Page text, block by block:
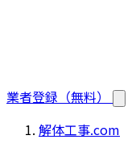
業者登録（無料）
解体工事.com